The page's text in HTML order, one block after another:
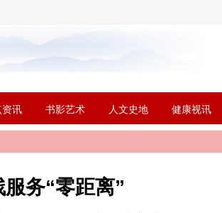
资讯 书影艺术 人文史地 健康视讯
务“零距离”